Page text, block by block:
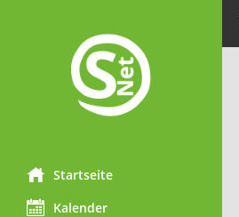
Startseite
Kalender